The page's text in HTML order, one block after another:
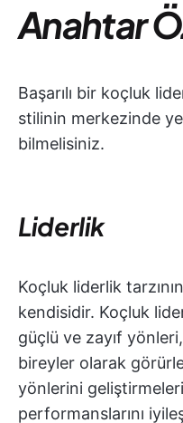
Anahtar
Başarılı bir koçluk
stilinin merkezinde
bilmelisiniz.
Liderlik
Koçluk liderlik
kendisidir. Koçluk
güçlü ve zayıf
bireyler olarak
yönlerini
performanslarını